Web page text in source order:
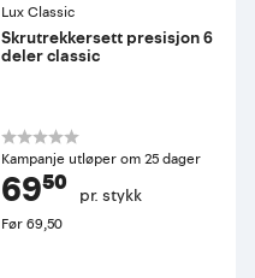
Lux Classic
Skrutrekkersett presisjon 6
deler classic
Kampanje utløper om 25 dager
69⁵⁰ pr. stykk
Før69,50